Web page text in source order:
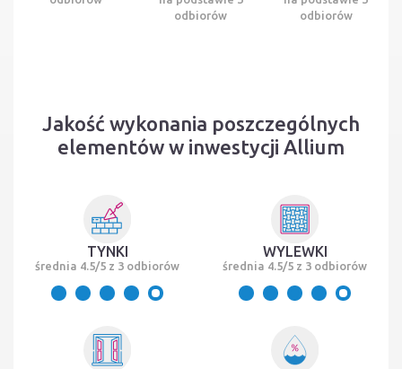
odbiorów
odbiorów
Jakość wykonania poszczególnych
elementów w inwestycji Allium
TYNKI
średnia 4.5/5 z 3 odbiorów
WYLEWKI
średnia 4.5/5 z 3 odbiorów